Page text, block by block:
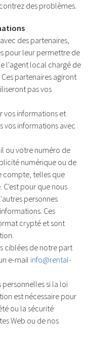
des problèmes.
des partenaires,
pour leur permettre de
l'agent local chargé de
partenaires agiront
pas vos
vos informations et
vos informations avec
ou votre numéro de
numérique ou de
compte, telles que
C'est pour que nous
personnes
Ces
crypté et sont
ciblées de notre part
e-mail info@rental-
si la loi
est nécessaire pour
ou la sécurité
Web ou de nos